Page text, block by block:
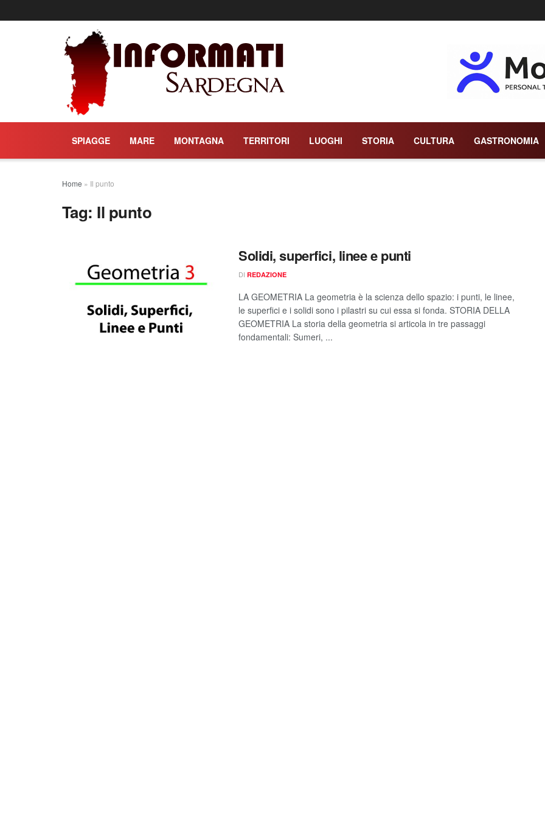
SPIAGGE MARE MONTAGNA TERRITORI LUOGHI STORIA CULTURA GASTRONOMIA
Home » Il punto
Tag: Il punto
Solidi, superfici, linee e punti
DI REDAZIONE
LA GEOMETRIA La geometria è la scienza dello spazio: i punti, le linee,
le superfici e i solidi sono i pilastri su cui essa si fonda. STORIA DELLA
GEOMETRIA La storia della geometria si articola in tre passaggi
fondamentali: Sumeri, ...